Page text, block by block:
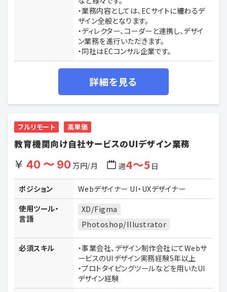
・業務内容としては、ECサイトに纏わるデ
ザイン全般となります。
・ディレクター、コーダーと連携し、デザイ
ン業務を進行いただきます。
・同社はECコンサル企業です。
詳細を見る
フルリモート 高単価
教育機関向け自社サービスのUIデザイン業務
40 〜 90万円/月 週4〜5日
ポジション
Webデザイナー UI・UXデザイナー
使用ツール・
言語
XD/Figma
Photoshop/Illustrator
必須スキル
・事業会社、デザイン制作会社にてWebサ
ービスのUIデザイン実務経験5年以上
・プロトタイピングツールなどを用いたUI
デザイン経験